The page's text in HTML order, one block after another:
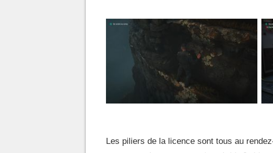
Les piliers de la licence sont tous au